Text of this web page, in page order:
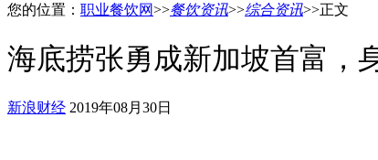
您的位置： 职业餐饮网>>餐饮资讯>>综合资讯>>正文
海底捞张勇成新加坡首富，
新浪财经 2019年08月30日